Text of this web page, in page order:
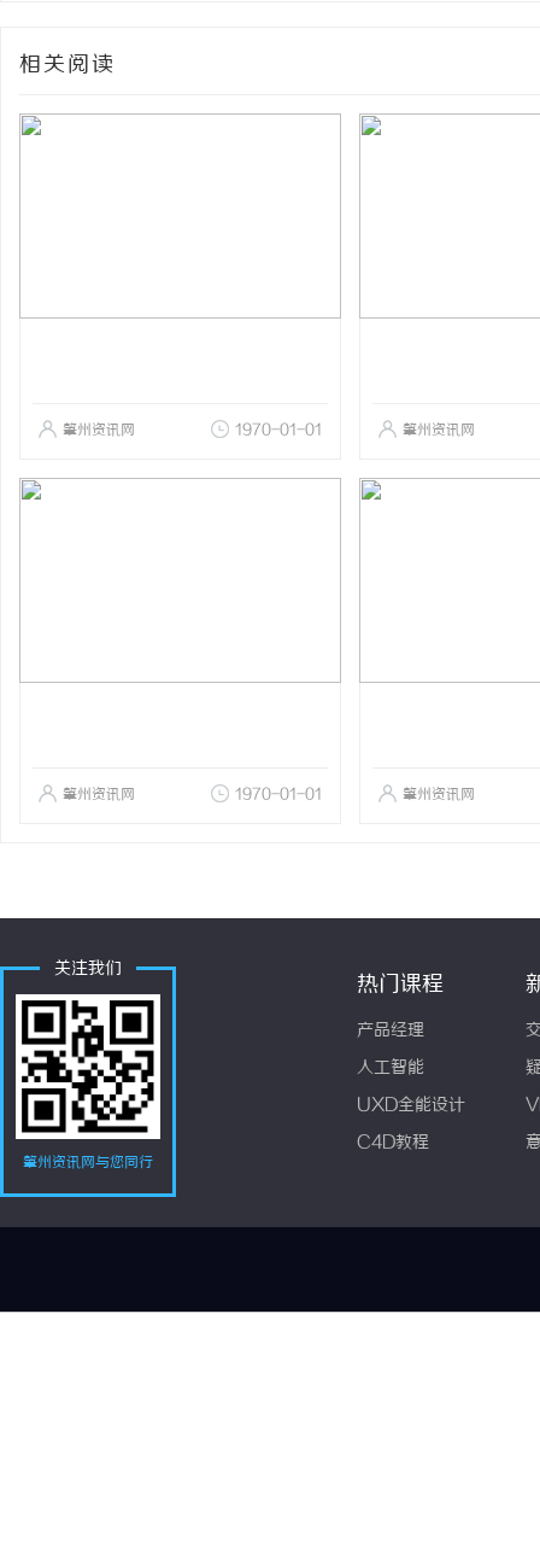
相关阅读
肇州资讯网 1970-01-01 肇州资讯网
肇州资讯网 1970-01-01 肇州资讯网
关注我们
肇州资讯网与您同行
热门课程
产品经理
人工智能
UXD全能设计
C4D教程